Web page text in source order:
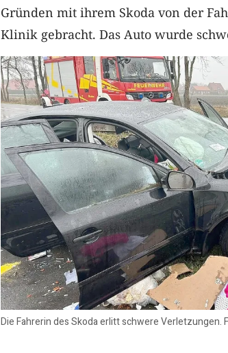
Gründen mit ihrem Skoda von der
Klinik gebracht. Das Auto wurde
Die Fahrerin des Skoda erlitt schwere Verletzungen.